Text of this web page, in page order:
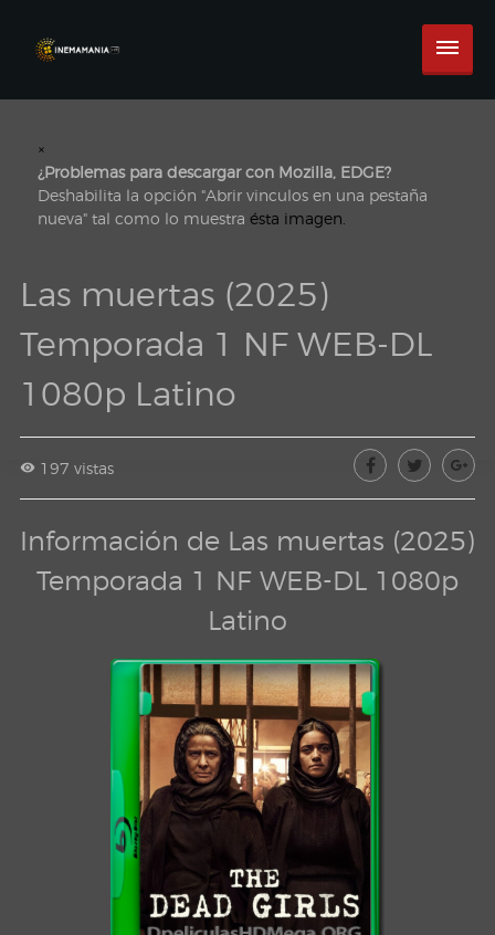
×
¿Problemas para descargar con Mozilla, EDGE?
Deshabilita la opción "Abrir vinculos en una pestaña
nueva" tal como lo muestra ésta imagen.
Las muertas (2025)
Temporada 1 NF WEB-DL
1080p Latino
197 vistas
Información de Las muertas (2025)
Temporada 1 NF WEB-DL 1080p
Latino